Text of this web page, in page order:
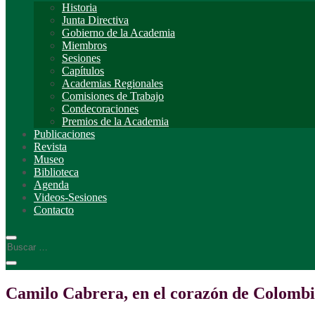
Historia
Junta Directiva
Gobierno de la Academia
Miembros
Sesiones
Capítulos
Academias Regionales
Comisiones de Trabajo
Condecoraciones
Premios de la Academia
Publicaciones
Revista
Museo
Biblioteca
Agenda
Videos-Sesiones
Contacto
Camilo Cabrera, en el corazón de